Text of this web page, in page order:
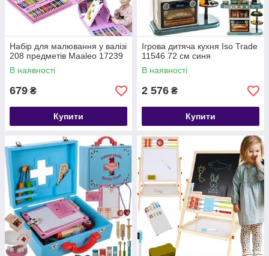
Набір для малювання у валізі
208 предметів Maaleo 17239
В наявності
679 ₴
Купити
Ігрова дитяча кухня Iso Trade
11546 72 см синя
В наявності
2 576 ₴
Купити